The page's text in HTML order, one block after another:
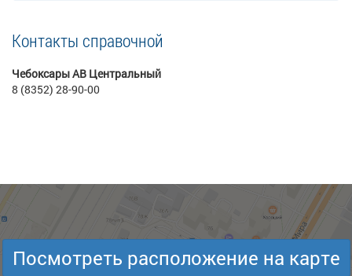
Контакты справочной
Чебоксары АВ Центральный
8 (8352) 28-90-00
Посмотреть расположение на карте